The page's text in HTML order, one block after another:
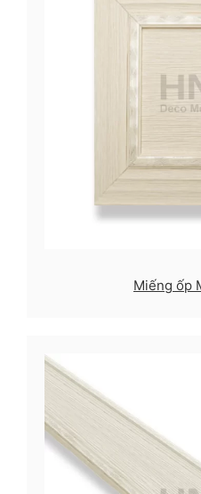
Miếng ốp